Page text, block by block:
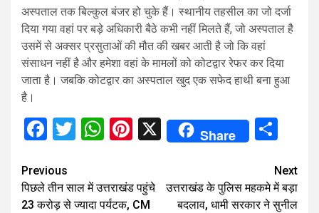
अस्पताल तक बिल्कुल बंजर हो चुके हैं। स्थानीय तहसील का जो दर्जा
दिया गया वहां पर बड़े अधिकारी बैठे कभी नहीं मिलते हैं, जो अस्पताल है
उसमें से अक्सर प्रसुताओं की मौत की खबर आती है जो कि वहां
संसाधन नहीं है और हमेशा वहां के मामलों को कोटद्वार रेफर कर दिया
जाता है। जबकि कोटद्वार का अस्पताल खुद एक सफेद हाथी बना हुआ
है।
Facebook
Twitter
WhatsApp
Pinterest
X Share
Continue
Reading
Previous
पिछले तीन साल में उत्तराखंड पहुंचे
23 करोड़ से ज्यादा पर्यटक, CM
Next
उत्तराखंड के पुल‍िस महकमे में बड़ा
बदलाव, धामी सरकार ने सुनील